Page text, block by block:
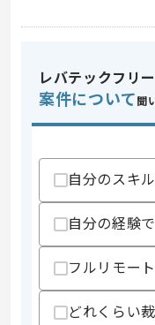
スキル
レバテックフリ
案件について 聞
自分のスキ
自分の経験
フルリモー
どれくらい